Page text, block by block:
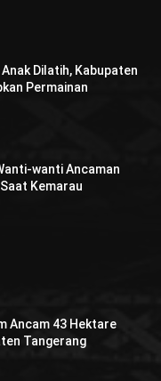
Dilatih, Kabupaten
Permainan
wanti Ancaman
Saat Kemarau
Ancam 43 Hektare
Tangerang